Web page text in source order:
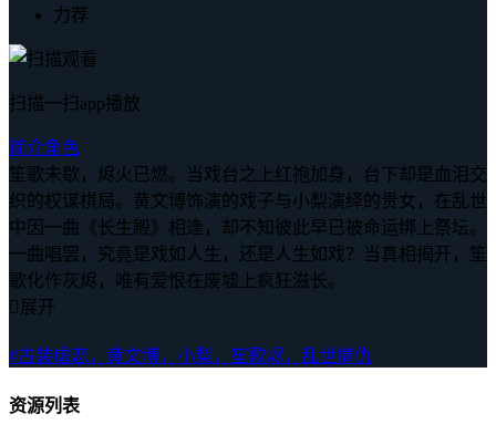
力荐
扫描一扫app播放
简介角色
笙歌未歇，烬火已燃。当戏台之上红袍加身，台下却是血泪交
织的权谋棋局。黄文博饰演的戏子与小梨演绎的贵女，在乱世
中因一曲《长生殿》相逢，却不知彼此早已被命运绑上祭坛。
一曲唱罢，究竟是戏如人生，还是人生如戏？当真相揭开，笙
歌化作灰烬，唯有爱恨在废墟上疯狂滋长。
 展开
#古装虐恋，黄文博，小梨，笙歌烬，乱世情仇
资源列表